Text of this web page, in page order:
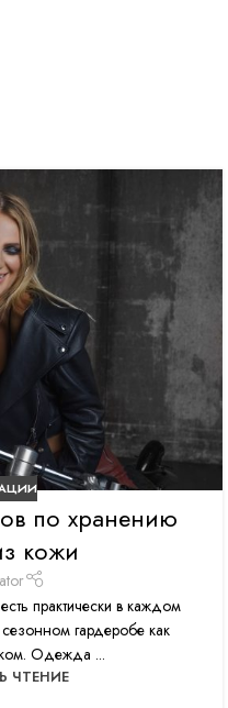
по хранению
кожи
практически в каждом
гардеробе как
Одежда ...
ЧТЕНИЕ